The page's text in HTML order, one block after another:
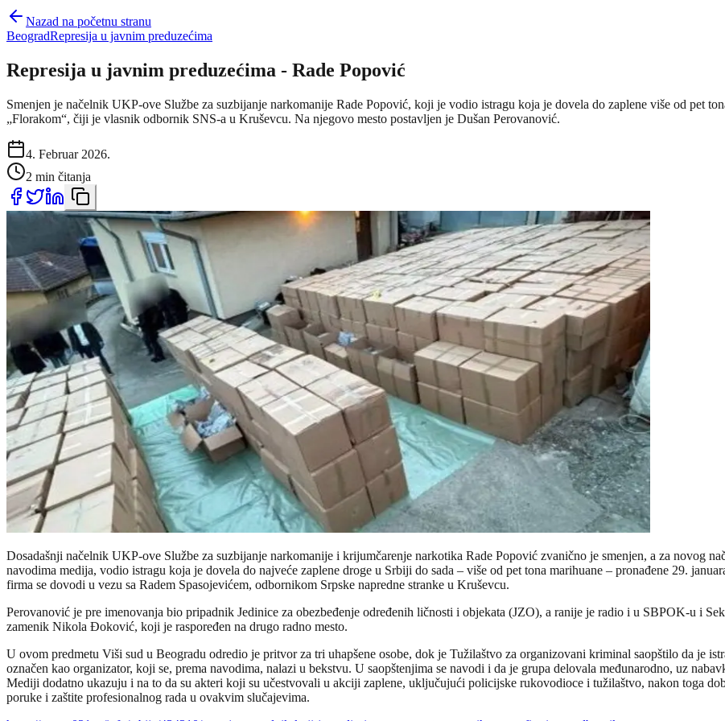
Nazad na početnu stranu
BeogradRepresija u javnim preduzećima
Represija u javnim preduzećima - Rade Popović
Smenjen je načelnik UKP-ove Službe za suzbijanje narkomanije Rade Popović, koji je vodio istragu koja je dovela do zaplene više od pet
„Florakom“, čiji je vlasnik odbornik SNS-a u Kruševcu. Na njegovo mesto postavljen je Dušan Perovanović.
4. Februar 2026.
2 min čitanja
Dosadašnji načelnik UKP-ove Službe za suzbijanje narkomanije i krijumčarenje narkotika Rade Popović zvanično je smenjen, a za novog
navodima medija, vodio istragu koja je dovela do najveće zaplene droge u Srbiji do sada – više od pet tona marihuane – pronađene 29.
firma se dovodi u vezu sa Radem Spasojevićem, odbornikom Srpske napredne stranke u Kruševcu.
Perovanović je pre imenovanja bio pripadnik Jedinice za obezbeđenje određenih ličnosti i objekata (JZO), a ranije je radio i u SBPOK-u i
zamenik Nikola Đoković, koji je raspoređen na drugo radno mesto.
U ovom predmetu Viši sud u Beogradu odredio je pritvor za tri uhapšene osobe, dok je Tužilaštvo za organizovani kriminal saopštilo da je
označen kao organizator, koji se, prema navodima, nalazi u bekstvu. U saopštenjima se navodi i da je grupa delovala međunarodno, uz
Mediji dodatno ukazuju i na to da su akteri koji su učestvovali u akciji zaplene, uključujući policijske rukovodioce i tužilaštvo, nakon toga
poruke i zaštite profesionalnog rada u ovakvim slučajevima.